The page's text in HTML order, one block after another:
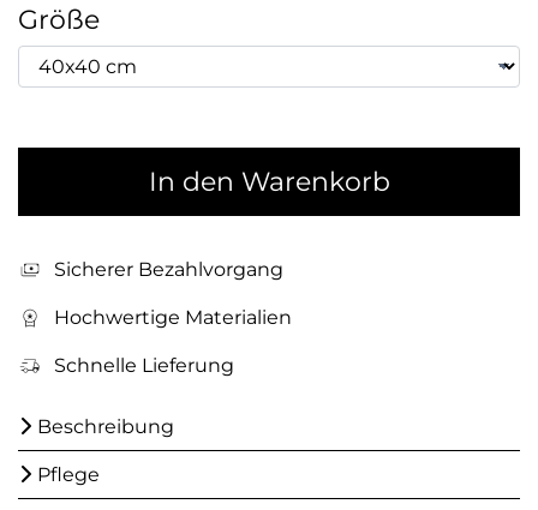
Größe
In den Warenkorb
Sicherer Bezahlvorgang
Hochwertige Materialien
Schnelle Lieferung
Beschreibung
Pflege